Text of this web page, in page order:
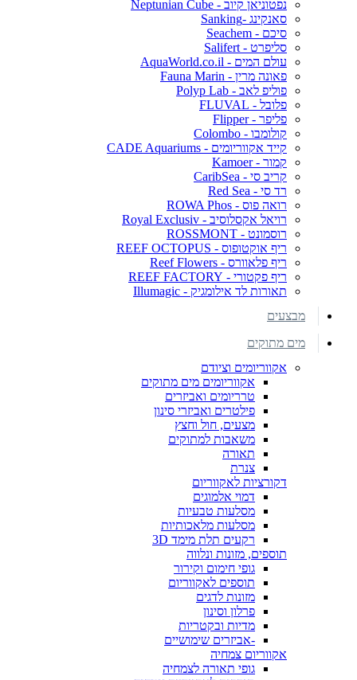
נפטוניאן קיוב - Neptunian Cube
סאנקינג -Sanking
סיכם - Seachem
סליפרט - Salifert
עולם המים - AquaWorld.co.il
פאונה מרין - Fauna Marin
פוליפ לאב - Polyp Lab
פלובל - FLUVAL
פליפר - Flipper
קולומבו - Colombo
קייד אקווריומים - CADE Aquariums
קמור - Kamoer
קריב סי - CaribSea
רד סי - Red Sea
רואה פוס - ROWA Phos
רויאל אקסלוסיב - Royal Exclusiv
רוסמונט - ROSSMONT
ריף אוקטופוס - REEF OCTOPUS
ריף פלאוורס - Reef Flowers
ריף פקטורי - REEF FACTORY
תאורות לד אילומגיק - Illumagic
מבצעים
מים מתוקים
אקווריומים וציודם
אקווריומים מים מתוקים
טרריומים ואביזרים
פילטרים ואביזרי סינון
מצעים, חול וחצץ
משאבות למתוקים
תאורה
צנרת
דקורציות לאקווריום
דמוי אלמוגים
מסלעות טבעיות
מסלעות מלאכותיות
רקעים תלת מימד 3D
תוספים, מזונות ונלווה
גופי חימום וקירור
תוספים לאקווריום
מזונות לדגים
פרלון וסינון
מדיות ובקטריות
-אביזרים שימושיים
אקווריום צמחיה
גופי תאורה לצמחיה